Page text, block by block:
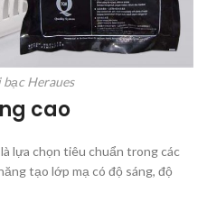
Heraues
cao
lựa chọn tiêu chuẩn trong các
tạo lớp mạ có độ sáng, độ